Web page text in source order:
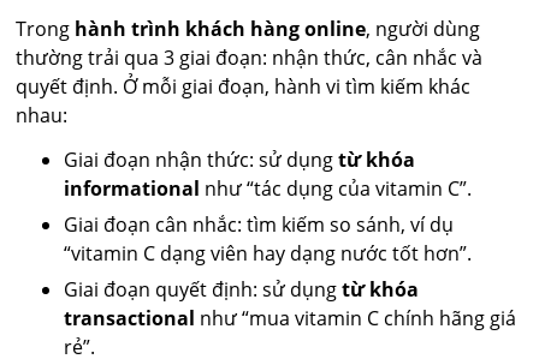
Trong hành trình khách hàng online, người dùng
thường trải qua 3 giai đoạn: nhận thức, cân nhắc và
quyết định. Ở mỗi giai đoạn, hành vi tìm kiếm khác
nhau:
Giai đoạn nhận thức: sử dụngtừ khóa
informational như “tác dụng của vitamin C”.
Giai đoạn cân nhắc: tìm kiếm so sánh, ví dụ
“vitamin C dạng viên hay dạng nước tốt hơn”.
Giai đoạn quyết định: sử dụngtừ khóa
transactional như “mua vitamin C chính hãng giá
rẻ”.